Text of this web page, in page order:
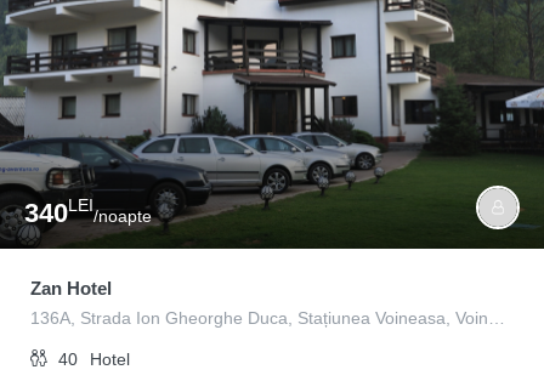
340LEI
/noapte
Zan Hotel
40 Hotel